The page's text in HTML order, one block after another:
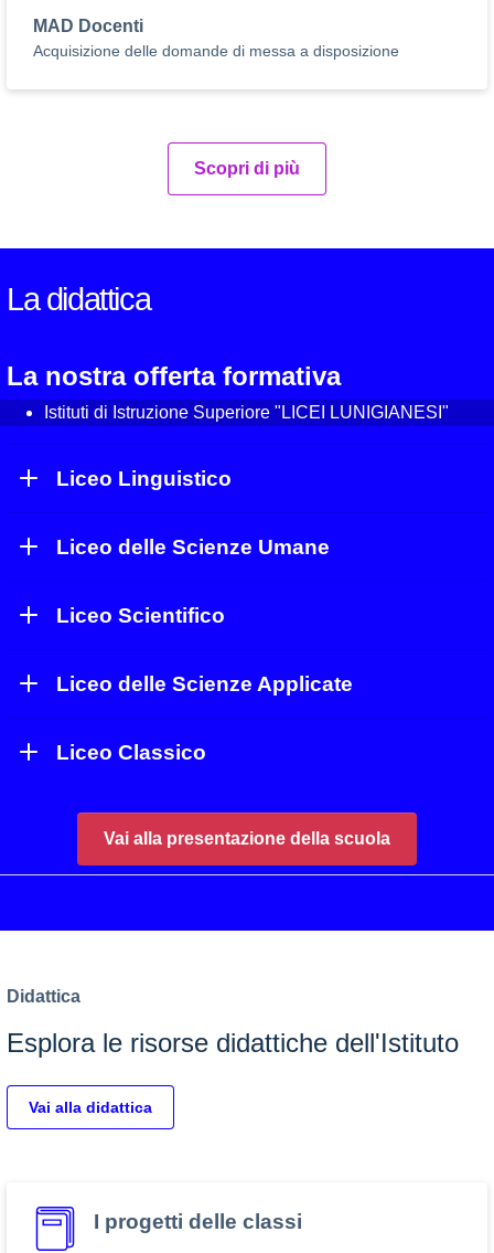
MAD Docenti
Acquisizione delle domande di messa a disposizione
Scopri di più
La didattica
La nostra offerta formativa
Istituti di Istruzione Superiore "LICEI LUNIGIANESI"
Liceo Linguistico
Liceo delle Scienze Umane
Liceo Scientifico
Liceo delle Scienze Applicate
Liceo Classico
Vai alla presentazione della scuola
Didattica
Esplora le risorse didattiche dell'Istituto
Vai alla didattica
I progetti delle classi